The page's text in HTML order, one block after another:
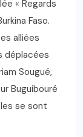
« Regards
Faso.
alliées
déplacées
Sougué,
Buguibouré
se sont